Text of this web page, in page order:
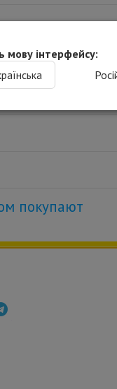
покупают
мову інтерфейсу: